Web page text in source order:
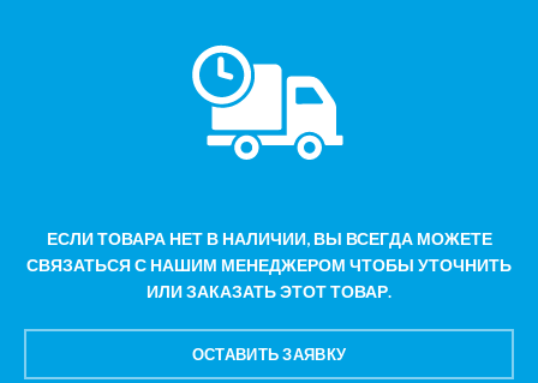
ЕСЛИ ТОВАРА НЕТ В НАЛИЧИИ, ВЫ ВСЕГДА МОЖЕТЕ
СВЯЗАТЬСЯ С НАШИМ МЕНЕДЖЕРОМ ЧТОБЫ УТОЧНИТЬ
ИЛИ ЗАКАЗАТЬ ЭТОТ ТОВАР.
ОСТАВИТЬ ЗАЯВКУ